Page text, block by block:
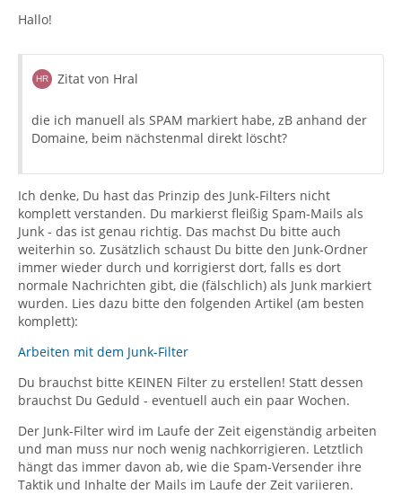
Hallo!
Zitat von Hral
die ich manuell als SPAM markiert habe, zB anhand der
Domaine, beim nächstenmal direkt löscht?
Ich denke, Du hast das Prinzip des Junk-Filters nicht
komplett verstanden. Du markierst fleißig Spam-Mails als
Junk - das ist genau richtig. Das machst Du bitte auch
weiterhin so. Zusätzlich schaust Du bitte den Junk-Ordner
immer wieder durch und korrigierst dort, falls es dort
normale Nachrichten gibt, die (fälschlich) als Junk markiert
wurden. Lies dazu bitte den folgenden Artikel (am besten
komplett):
Arbeiten mit dem Junk-Filter
Du brauchst bitte KEINEN Filter zu erstellen! Statt dessen
brauchst Du Geduld - eventuell auch ein paar Wochen.
Der Junk-Filter wird im Laufe der Zeit eigenständig arbeiten
und man muss nur noch wenig nachkorrigieren. Letztlich
hängt das immer davon ab, wie die Spam-Versender ihre
Taktik und Inhalte der Mails im Laufe der Zeit variieren.